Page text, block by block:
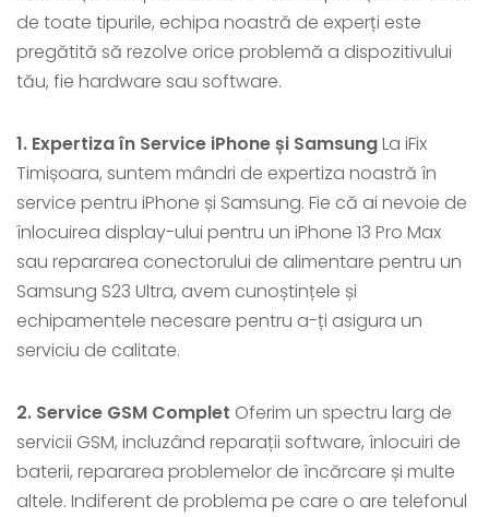
de toate tipurile, echipa noastră de experți este
pregătită să rezolve orice problemă a dispozitivului
tău, fie hardware sau software.
1. Expertiza în Service iPhone și SamsungLa iFix
Timișoara, suntem mândri de expertiza noastră în
service pentru iPhone și Samsung. Fie că ai nevoie de
înlocuirea display-ului pentru un iPhone 13 Pro Max
sau repararea conectorului de alimentare pentru un
Samsung S23 Ultra, avem cunoștințele și
echipamentele necesare pentru a-ți asigura un
serviciu de calitate​​​​.
2. Service GSM Complet Oferim un spectru larg de
servicii GSM, incluzând reparații software, înlocuiri de
baterii, repararea problemelor de încărcare și multe
altele. Indiferent de problema pe care o are telefonul